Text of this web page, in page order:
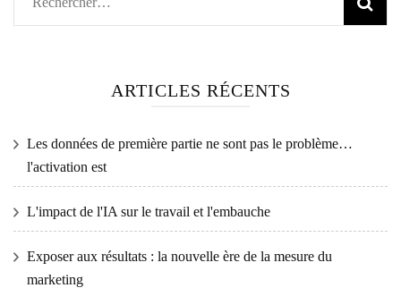
ARTICLES RÉCENTS
Les données de première partie ne sont pas le problème…
l'activation est
L'impact de l'IA sur le travail et l'embauche
Exposer aux résultats : la nouvelle ère de la mesure du
marketing